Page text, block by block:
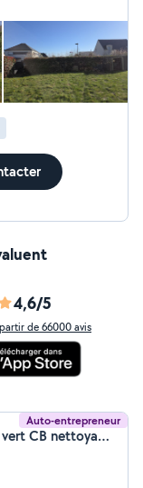
4,6/5
de 66000 avis
Auto-entrepreneur
Christ Bouchet (CB espace vert CB nettoyage)